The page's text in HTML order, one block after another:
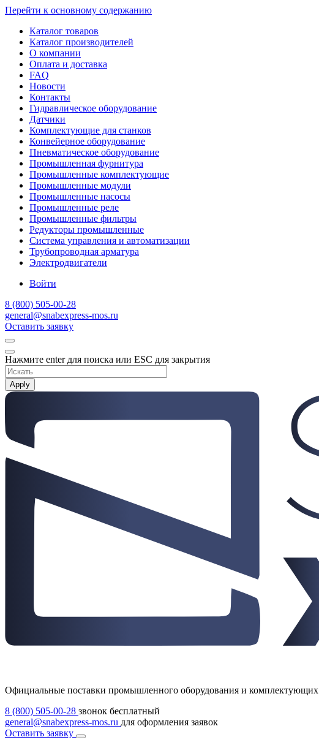
Перейти к основному содержанию
Каталог товаров
Каталог производителей
О компании
Оплата и доставка
FAQ
Новости
Контакты
Гидравлическое оборудование
Датчики
Комплектующие для станков
Конвейерное оборудование
Пневматическое оборудование
Промышленная фурнитура
Промышленные комплектующие
Промышленные модули
Промышленные насосы
Промышленные реле
Промышленные фильтры
Редукторы промышленные
Система управления и автоматизации
Трубопроводная арматура
Электродвигатели
Войти
8 (800) 505-00-28
general@snabexpress-mos.ru
Оставить заявку
Нажмите enter для поиска или ESC для закрытия
Apply
Официальные поставки промышленного оборудования и комплектующих
8 (800) 505-00-28 звонок бесплатный
general@snabexpress-mos.ru для оформления заявок
Оставить заявку